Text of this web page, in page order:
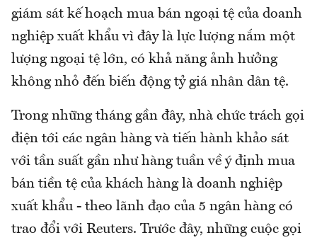
giám sát kế hoạch mua bán ngoại tệ của doanh
nghiệp xuất khẩu vì đây là lực lượng nắm một
lượng ngoại tệ lớn, có khả năng ảnh hưởng
không nhỏ đến biến động tỷ giá nhân dân tệ.
Trong những tháng gần đây, nhà chức trách gọi
điện tới các ngân hàng và tiến hành khảo sát
với tần suất gần như hàng tuần về ý định mua
bán tiền tệ của khách hàng là doanh nghiệp
xuất khẩu - theo lãnh đạo của 5 ngân hàng có
trao đổi với Reuters. Trước đây, những cuộc gọi